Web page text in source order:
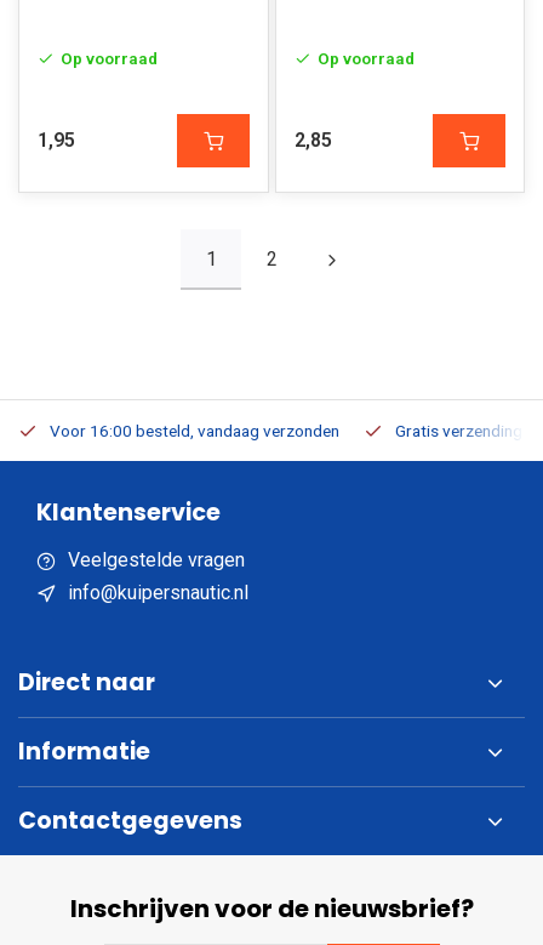
Op voorraad
1,95
Op voorraad
2,85
1 2
Voor 16:00 besteld, vandaag verzonden Gratis verzending
Klantenservice
Veelgestelde vragen
info@kuipersnautic.nl
Direct naar
Informatie
Contactgegevens
Inschrijven voor de nieuwsbrief?